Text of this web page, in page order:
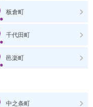
板倉町
千代田町
邑楽町
中之条町